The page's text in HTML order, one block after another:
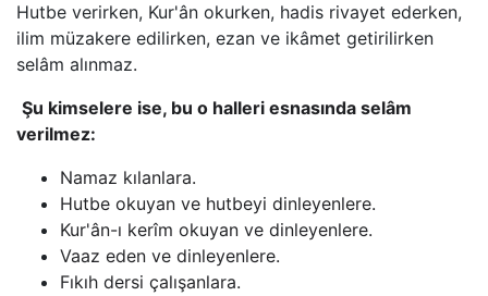
Hutbe verirken, Kur'ân okurken, hadis rivayet ederken,
ilim müzakere edilirken, ezan ve ikâmet getirilirken
selâm alınmaz.
Şu kimselere ise, bu o halleri esnasında selâm
verilmez:
Namaz kılanlara.
Hutbe okuyan ve hutbeyi dinleyenlere.
Kur'ân-ı kerîm okuyan ve dinleyenlere.
Vaaz eden ve dinleyenlere.
Fıkıh dersi çalışanlara.